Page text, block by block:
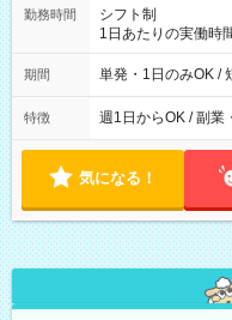
間】試用期間なし
勤務時間
シフト制
1日あたりの実働時
間は 試験により異
期間 単発・1日のみOK /
特徴 週1日からOK / 副業
気になる！